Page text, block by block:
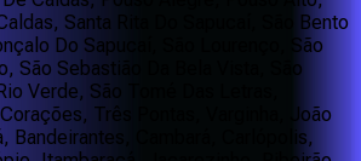
Santa Rita Do Sapucaí, São Bento
Do Sapucaí, São Lourenço, São
São Sebastião Da Bela Vista, São
Verde, São Tomé Das Letras,
Três Pontas, Varginha, João
Bandeirantes, Cambará, Carlópolis,